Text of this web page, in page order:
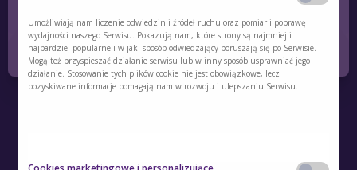
Tak Nie
O Akademii
Umożliwiają nam liczenie odwiedzin i źródeł ruchu oraz pomiar i poprawę
wydajności naszego Serwisu. Pokazują nam, które strony są najmniej i
najbardziej popularne i w jaki sposób odwiedzający poruszają się po Serwisie.
Mogą też przyspieszać działanie serwisu lub w inny sposób usprawniać jego
działanie. Stosowanie tych plików cookie nie jest obowiązkowe, lecz
pozyskiwane informacje pomagają nam w rozwoju i ulepszaniu Serwisu.